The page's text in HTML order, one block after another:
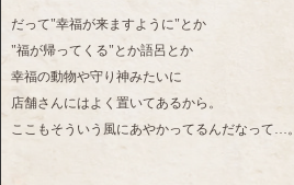
だって"幸福が来ますように"とか
"福が帰ってくる"とか語呂とか
幸福の動物や守り神みたいに
店舗さんにはよく置いてあるから。
ここもそういう風にあやかってるんだなって…。